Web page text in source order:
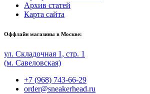
Архив статей
Карта сайта
Оффлайн магазины в Москве:
ул. Складочная 1, стр. 1
(м. Савеловская)
+7 (968) 743-66-29
order@sneakerhead.ru